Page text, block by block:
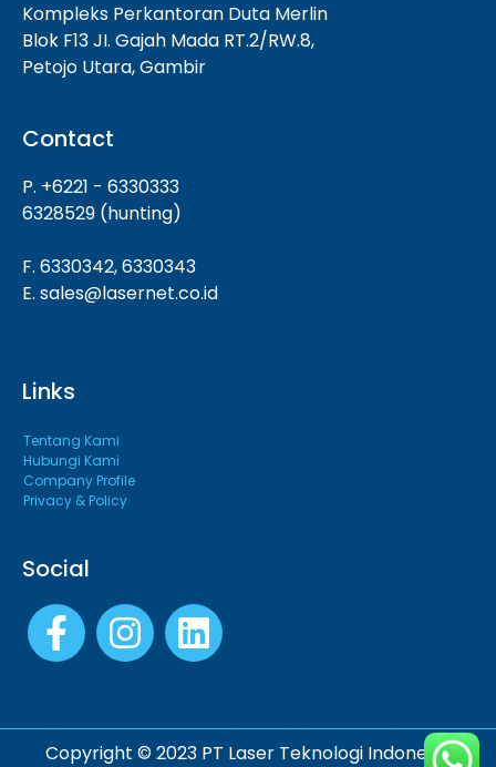
Kompleks Perkantoran Duta Merlin
Blok F13 JI. Gajah Mada RT.2/RW.8,
Petojo Utara, Gambir
Contact
P. +6221 - 6330333
6328529 (hunting)
F. 6330342, 6330343
E. sales@lasernet.co.id
Links
Tentang Kami
Hubungi Kami
Company Profile
Privacy & Policy
Social
Copyright © 2023 PT Laser Teknologi Indonesia